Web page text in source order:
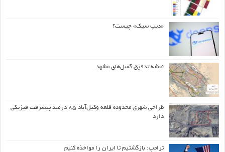
«دیپ سیک» چیست؟
نقشه تدقیق گسل‌های مشهد
طراحی شهری محدوده قلعه وکیل‌آباد ۸۵ درصد پیشرفت فیزیکی
دارد
ترامپ: بازگشتیم تا ایران را مواخذه کنیم